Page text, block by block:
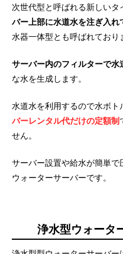
次世代型と呼ばれる新しいタ
バー上部に水道水を注ぎ入れ
水器一体型とも呼ばれており
サーバー内のフィルターで水
な水を生成します。
水道水を利用するので水ボト
バーレンタル代だけの定額制
せん。
サーバー設置や給水が簡単
ウォーターサーバーです。
浄水型ウォータ